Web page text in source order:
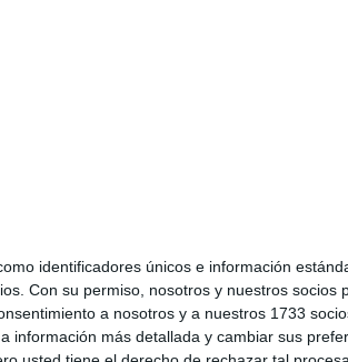
identificadores únicos e información
Con su permiso, nosotros y nuestros socios
a nosotros y a nuestros 1733
información más detallada y cambiar sus